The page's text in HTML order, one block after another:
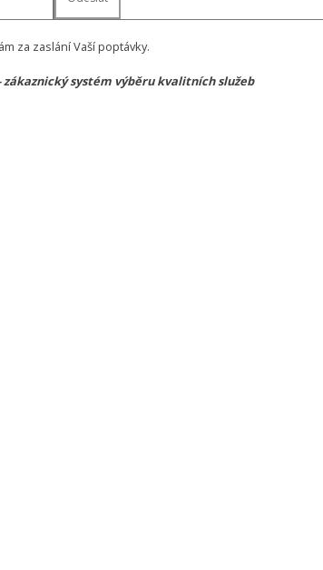
za zaslání Vaší poptávky.
zákaznický systém výběru kvalitních služeb